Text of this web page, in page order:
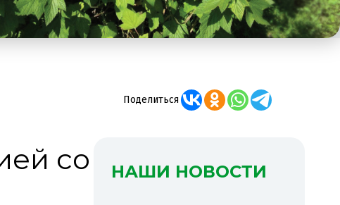
со
Поделиться
НАШИ НОВОСТИ